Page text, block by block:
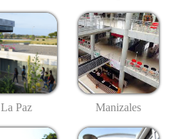
La Paz Manizales